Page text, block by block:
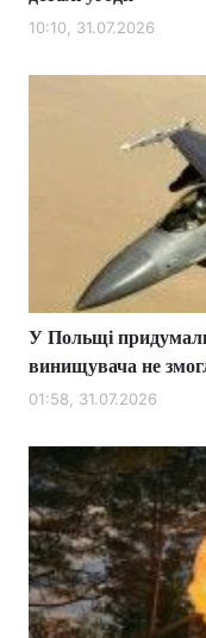
10:10, 31.07.2026
У Польщі
винищувача не
01:58, 31.07.2026